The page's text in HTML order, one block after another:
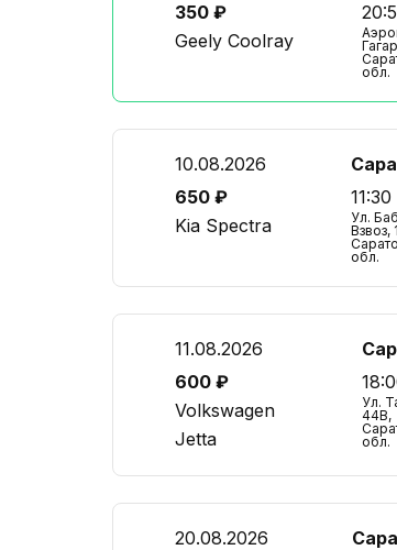
350 ₽
Geely Coolray
обл.
10.08.2026
650 ₽
Kia Spectra
11:30
Ул.
Взвоз,
обл.
11.08.2026
600 ₽
Volkswagen
Jetta
Ул.
44В,
обл.
20.08.2026